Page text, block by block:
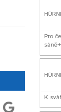
Pro
K